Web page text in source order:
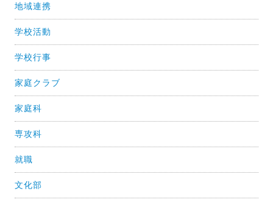
地域連携
学校活動
学校行事
家庭クラブ
家庭科
専攻科
就職
文化部